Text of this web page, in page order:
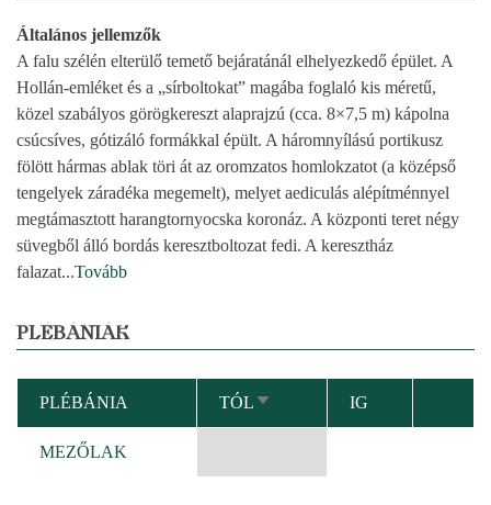
Általános jellemzők
A falu szélén elterülő temető bejáratánál elhelyezkedő épület. A
Hollán-emléket és a „sírboltokat” magába foglaló kis méretű,
közel szabályos görögkereszt alaprajzú (cca. 8×7,5 m) kápolna
csúcsíves, gótizáló formákkal épült. A háromnyílású portikusz
fölött hármas ablak töri át az oromzatos homlokzatot (a középső
tengelyek záradéka megemelt), melyet aediculás alépítménnyel
megtámasztott harangtornyocska koronáz. A központi teret négy
süvegből álló bordás keresztboltozat fedi. A keresztház
falazat...Tovább
PLÉBÁNIÁK
PLÉBÁNIA TÓLNÖVEKVŐ
RENDEZÉS
IG
MEZŐLAK